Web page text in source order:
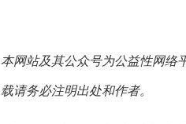
本网站及其公众号为公益性网络
载请务必注明出处和作者。